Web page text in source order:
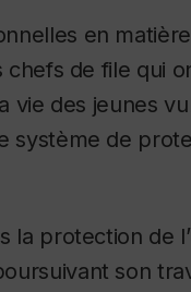
en
chefs de file qui
vie des jeunes
de
la protection de
son